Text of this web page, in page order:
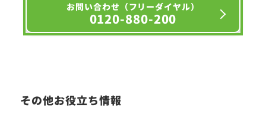
お問い合わせ（フリーダイヤル）
0120-880-200
その他お役立ち情報